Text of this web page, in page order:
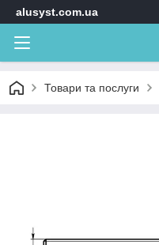
alusyst.com.ua
Товари та послуги